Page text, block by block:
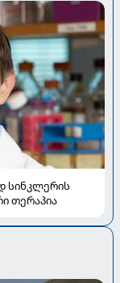
სინკლერის
თერაპია